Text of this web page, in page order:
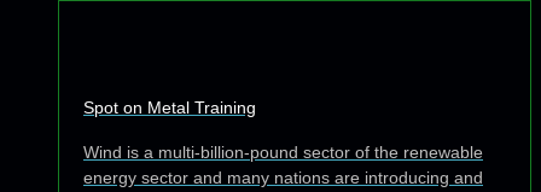
Spot on Metal Training
Wind is a multi-billion-pound sector of the renewable
energy sector and many nations are introducing and